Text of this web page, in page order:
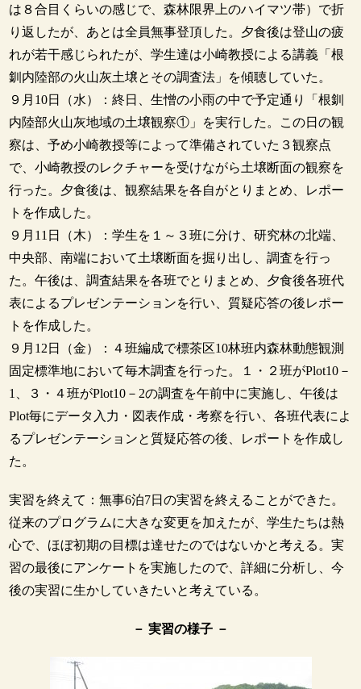
は８合目くらいの感じで、森林限界上のハイマツ帯）で折
り返したが、あとは全員無事登頂した。夕食後は登山の疲
れが若干感じられたが、学生達は小崎教授による講義「根
釧内陸部の火山灰土壌とその調査法」を傾聴していた。
９月10日（水）：終日、生憎の小雨の中で予定通り「根釧
内陸部火山灰地域の土壌観察①」を実行した。この日の観
察は、予め小崎教授等によって準備されていた３観察点
で、小崎教授のレクチャーを受けながら土壌断面の観察を
行った。夕食後は、観察結果を各自がとりまとめ、レポー
トを作成した。
９月11日（木）：学生を１～３班に分け、研究林の北端、
中央部、南端において土壌断面を掘り出し、調査を行っ
た。午後は、調査結果を各班でとりまとめ、夕食後各班代
表によるプレゼンテーションを行い、質疑応答の後レポー
トを作成した。
９月12日（金）：４班編成で標茶区10林班内森林動態観測
固定標準地において毎木調査を行った。１・２班がPlot10－
1、３・４班がPlot10－2の調査を午前中に実施し、午後は
Plot毎にデータ入力・図表作成・考察を行い、各班代表によ
るプレゼンテーションと質疑応答の後、レポートを作成し
た。
実習を終えて：無事6泊7日の実習を終えることができた。
従来のプログラムに大きな変更を加えたが、学生たちは熱
心で、ほぼ初期の目標は達せたのではないかと考える。実
習の最後にアンケートを実施したので、詳細に分析し、今
後の実習に生かしていきたいと考えている。
－ 実習の様子 －